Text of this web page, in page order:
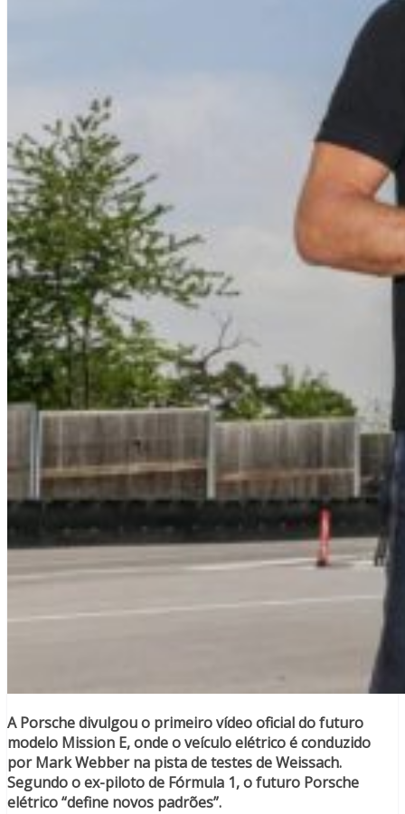
A Porsche divulgou o primeiro vídeo oficial do futuro
modelo Mission E, onde o veículo elétrico é conduzido
por Mark Webber na pista de testes de Weissach.
Segundo o ex-piloto de Fórmula 1, o futuro Porsche
elétrico “define novos padrões”.